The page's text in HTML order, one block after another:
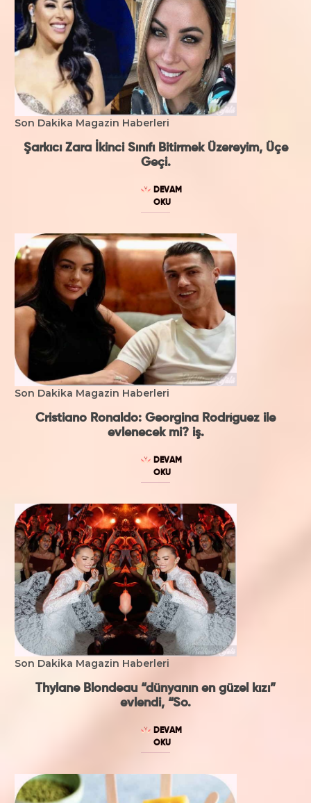
Son Dakika Magazin Haberleri
Şarkıcı Zara İkinci Sınıfı Bitirmek Üzereyim, Üçe
Geçi.
DEVAM
OKU
Son Dakika Magazin Haberleri
Cristiano Ronaldo: Georgina Rodríguez ile
evlenecek mi? iş.
DEVAM
OKU
Son Dakika Magazin Haberleri
Thylane Blondeau “dünyanın en güzel kızı”
evlendi, “So.
DEVAM
OKU